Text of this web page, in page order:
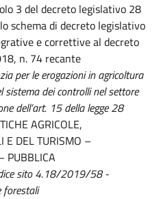
3 del decreto legislativo 28
schema di decreto legislativo
e correttive al decreto
n. 74 recante
per le erogazioni in agricoltura
sistema dei controlli nel settore
dell’art. 15 della legge 28
AGRICOLE,
E DEL TURISMO –
PUBBLICA
sito 4.18/2019/58 -
forestali